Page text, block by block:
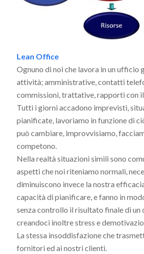
Lean Office
Ognuno di noi che lavora in un ufficio
attività; amministrative, contatti
commissioni, trattative, rapporti con
Tutti i giorni accadono imprevisti,
pianificate, lavoriamo in funzione di
può cambiare, improvvisiamo,
competono.
Nella realtà situazioni simili sono
aspetti che noi riteniamo normali,
diminuiscono invece la nostra
capacità di pianificare, e fanno in
senza controllo il risultato finale di un
creandoci inoltre stress e
La stessa insoddisfazione che
fornitori ed ai nostri clienti.